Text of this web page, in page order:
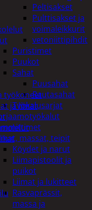
Peltisakset
Pulttisakset ja
voimaleikkurit
vetoniittipihdit
Puristimet
Puukot
Sahat
Puusahat
Rautasahat
Työkalusarjat
massat, teipit
Köydet ja narut
Liimapistoolit ja
puikot
Liimat ja lukitteet
Rasvaprässit,
massa ja
työkoneet
ja limat